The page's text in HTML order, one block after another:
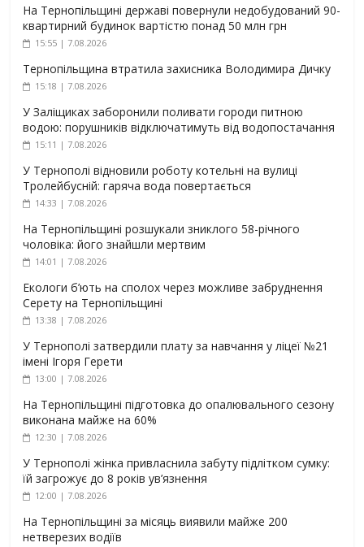
На Тернопільщині державі повернули недобудований 90-
квартирний будинок вартістю понад 50 млн грн
15:55 | 7.08.2026
Тернопільщина втратила захисника Володимира Дичку
15:18 | 7.08.2026
У Заліщиках заборонили поливати городи питною
водою: порушників відключатимуть від водопостачання
15:11 | 7.08.2026
У Тернополі відновили роботу котельні на вулиці
Тролейбусній: гаряча вода повертається
14:33 | 7.08.2026
На Тернопільщині розшукали зниклого 58-річного
чоловіка: його знайшли мертвим
14:01 | 7.08.2026
Екологи б’ють на сполох через можливе забруднення
Серету на Тернопільщині
13:38 | 7.08.2026
У Тернополі затвердили плату за навчання у ліцеї №21
імені Ігоря Герети
13:00 | 7.08.2026
На Тернопільщині підготовка до опалювального сезону
виконана майже на 60%
12:30 | 7.08.2026
У Тернополі жінка привласнила забуту підлітком сумку:
їй загрожує до 8 років ув’язнення
12:00 | 7.08.2026
На Тернопільщині за місяць виявили майже 200
нетверезих водіїв